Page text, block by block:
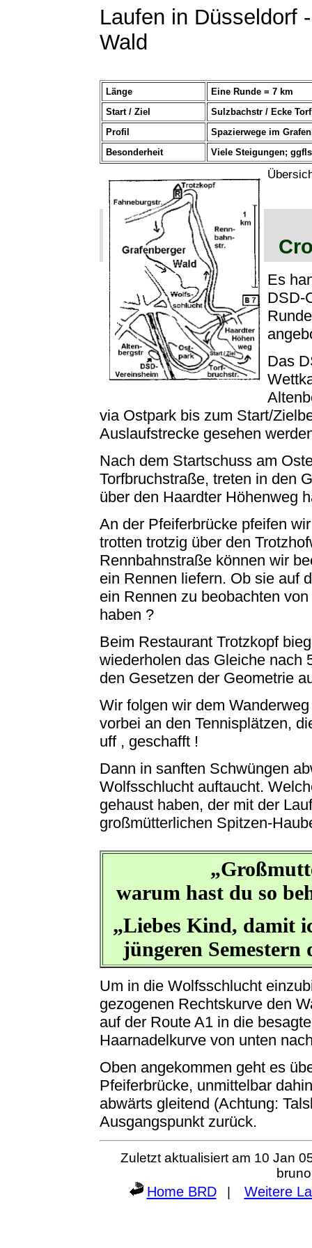
Laufen in Düsseldorf
Wald
Länge
Eine Runde = 7 km
Start / Ziel
Sulzbachstr / Ecke
Profil
Spazierwege im
Besonderheit
Viele Steigungen;
Es
DSD-
Das
via Ostpark bis zum Start/
Auslaufstrecke gesehen
Nach dem Startschuss am
Torfbruchstraße, treten in den
über den Haardter Höhenweg
An der Pfeiferbrücke pfeifen
trotten trotzig über den
Rennbahnstraße können wir
ein Rennen liefern. Ob sie auf
ein Rennen zu beobachten
haben ?
Beim Restaurant Trotzkopf
wiederholen das Gleiche nach
den Gesetzen der Geometrie
Wir folgen wir dem
vorbei an den Tennisplätzen,
uff , geschafft !
Dann in sanften Schwüngen
Wolfsschlucht auftaucht.
gehaust haben, der mit der
großmütterlichen Spitzen-
warum hast du so
„Liebes Kind, damit
jüngeren Semestern
Um in die Wolfsschlucht
gezogenen Rechtskurve den
auf der Route A1 in die
Haarnadelkurve von unten
Oben angekommen geht es
Pfeiferbrücke, unmittelbar
abwärts gleitend (Achtung:
Ausgangspunkt zurück.
Zuletzt aktualisiert am 10 Jan
Home BRD| Weitere